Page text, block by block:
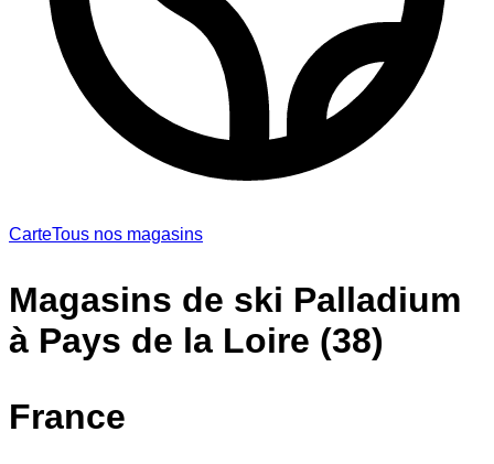
CarteTous nos magasins
Magasins de ski Palladium
à Pays de la Loire (38)
France